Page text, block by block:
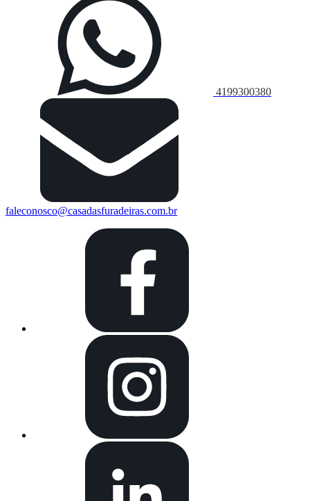
4199300380
faleconosco@casadasfuradeiras.com.br